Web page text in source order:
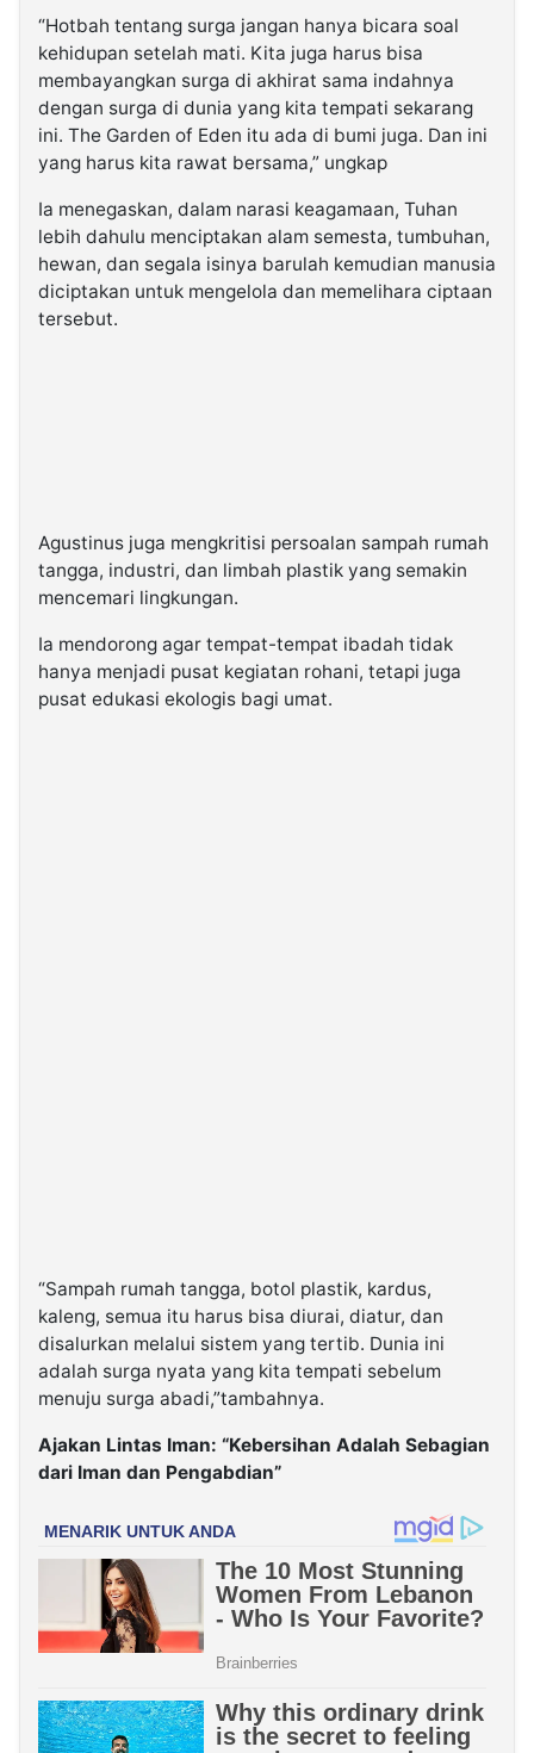
“Hotbah tentang surga jangan hanya bicara soal
kehidupan setelah mati. Kita juga harus bisa
membayangkan surga di akhirat sama indahnya
dengan surga di dunia yang kita tempati sekarang
ini. The Garden of Eden itu ada di bumi juga. Dan ini
yang harus kita rawat bersama,” ungkap
Ia menegaskan, dalam narasi keagamaan, Tuhan
lebih dahulu menciptakan alam semesta, tumbuhan,
hewan, dan segala isinya barulah kemudian manusia
diciptakan untuk mengelola dan memelihara ciptaan
tersebut.
Agustinus juga mengkritisi persoalan sampah rumah
tangga, industri, dan limbah plastik yang semakin
mencemari lingkungan.
Ia mendorong agar tempat-tempat ibadah tidak
hanya menjadi pusat kegiatan rohani, tetapi juga
pusat edukasi ekologis bagi umat.
“Sampah rumah tangga, botol plastik, kardus,
kaleng, semua itu harus bisa diurai, diatur, dan
disalurkan melalui sistem yang tertib. Dunia ini
adalah surga nyata yang kita tempati sebelum
menuju surga abadi,”tambahnya.
Ajakan Lintas Iman: “Kebersihan Adalah Sebagian
dari Iman dan Pengabdian”